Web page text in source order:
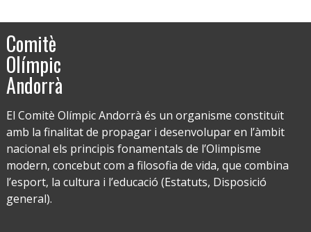
Comitè
Olímpic
Andorrà
El Comitè Olímpic Andorrà és un organisme constituït
amb la finalitat de propagar i desenvolupar en l’àmbit
nacional els principis fonamentals de l’Olimpisme
modern, concebut com a filosofia de vida, que combina
l’esport, la cultura i l’educació (Estatuts, Disposició
general).